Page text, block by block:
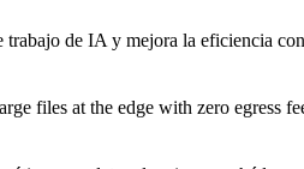
trabajo de IA y mejora la eficiencia
files at the edge with zero egress